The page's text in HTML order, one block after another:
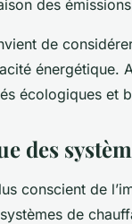
des
de
énergétique.
écologiques et
des
conscient de
de